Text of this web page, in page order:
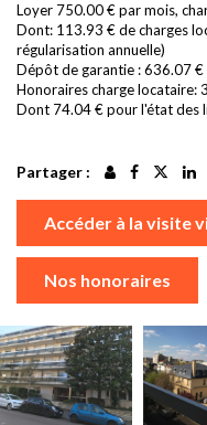
Loyer 750.00 € par mois,
Dont: 113.93 € de charges
régularisation annuelle)
Dépôt de garantie : 636.07 €
Honoraires charge locataire:
Dont 74.04 € pour l'état des
Partager :
Accéder à la visite
Nos honoraires